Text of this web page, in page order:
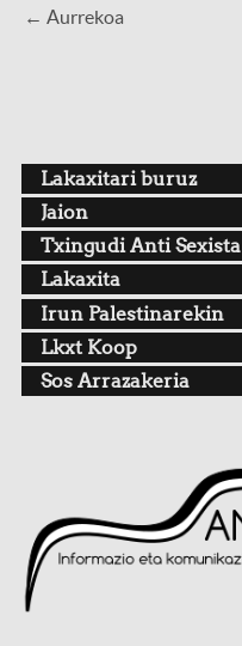
← Aurrekoa
Lakaxitari buruz
Jaion
Txingudi Anti Sexista
Lakaxita
Irun Palestinarekin
Lkxt Koop
Sos Arrazakeria